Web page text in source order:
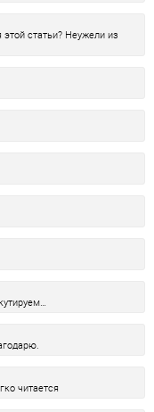
статьи? Неужели из
читается